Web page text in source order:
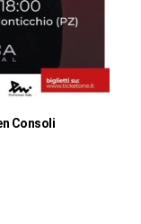
Consoli